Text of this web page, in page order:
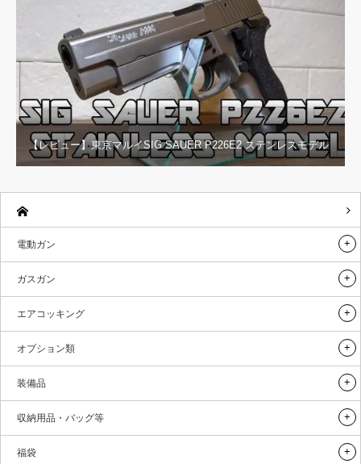
【レビュー】東京マルイSIG SAUER P226E2 ステンレスモデル
電動ガン
ガスガン
エアコッキング
オプション類
装備品
収納用品・バッグ等
福袋